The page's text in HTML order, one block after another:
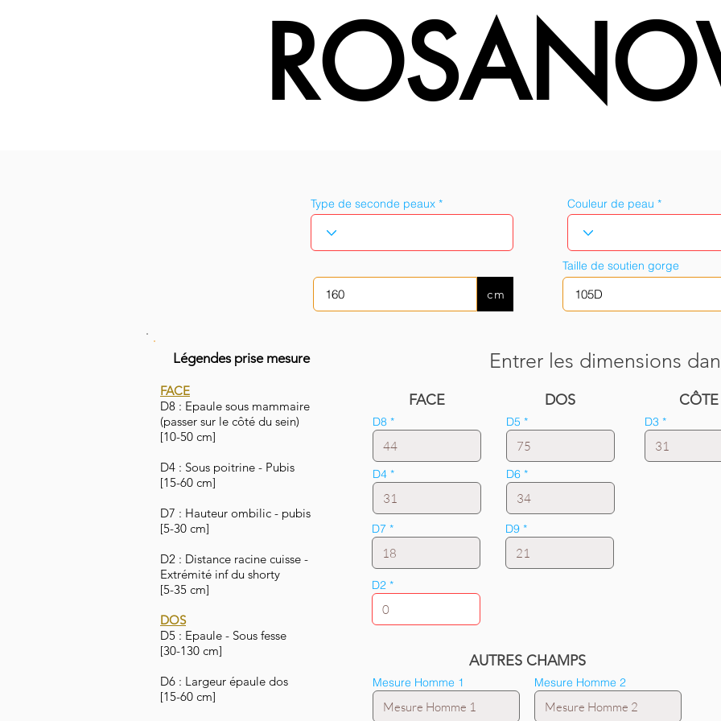
Type de seconde peaux
cm
Couleur de peau
Taille de soutien gorge
Entrer les dimensions
FACE DOS CÔTE
D8
D4
D7
D5
D6
D9
D3
D2
AUTRES CHAMPS
Mesure Homme 1 Mesure Homme 2
Légendes prise mesure
FACE
D8 : Epaule sous mammaire
(passer sur le côté du sein)
[10-50 cm]
D4 : Sous poitrine - Pubis
[15-60 cm]
D7 : Hauteur ombilic - pubis
[5-30 cm]
D2 : Distance racine cuisse -
Extrémité inf du shorty
[5-35 cm]
DOS
D5 : Epaule - Sous fesse
[30-130 cm]
D6 : Largeur épaule dos
[15-60 cm]